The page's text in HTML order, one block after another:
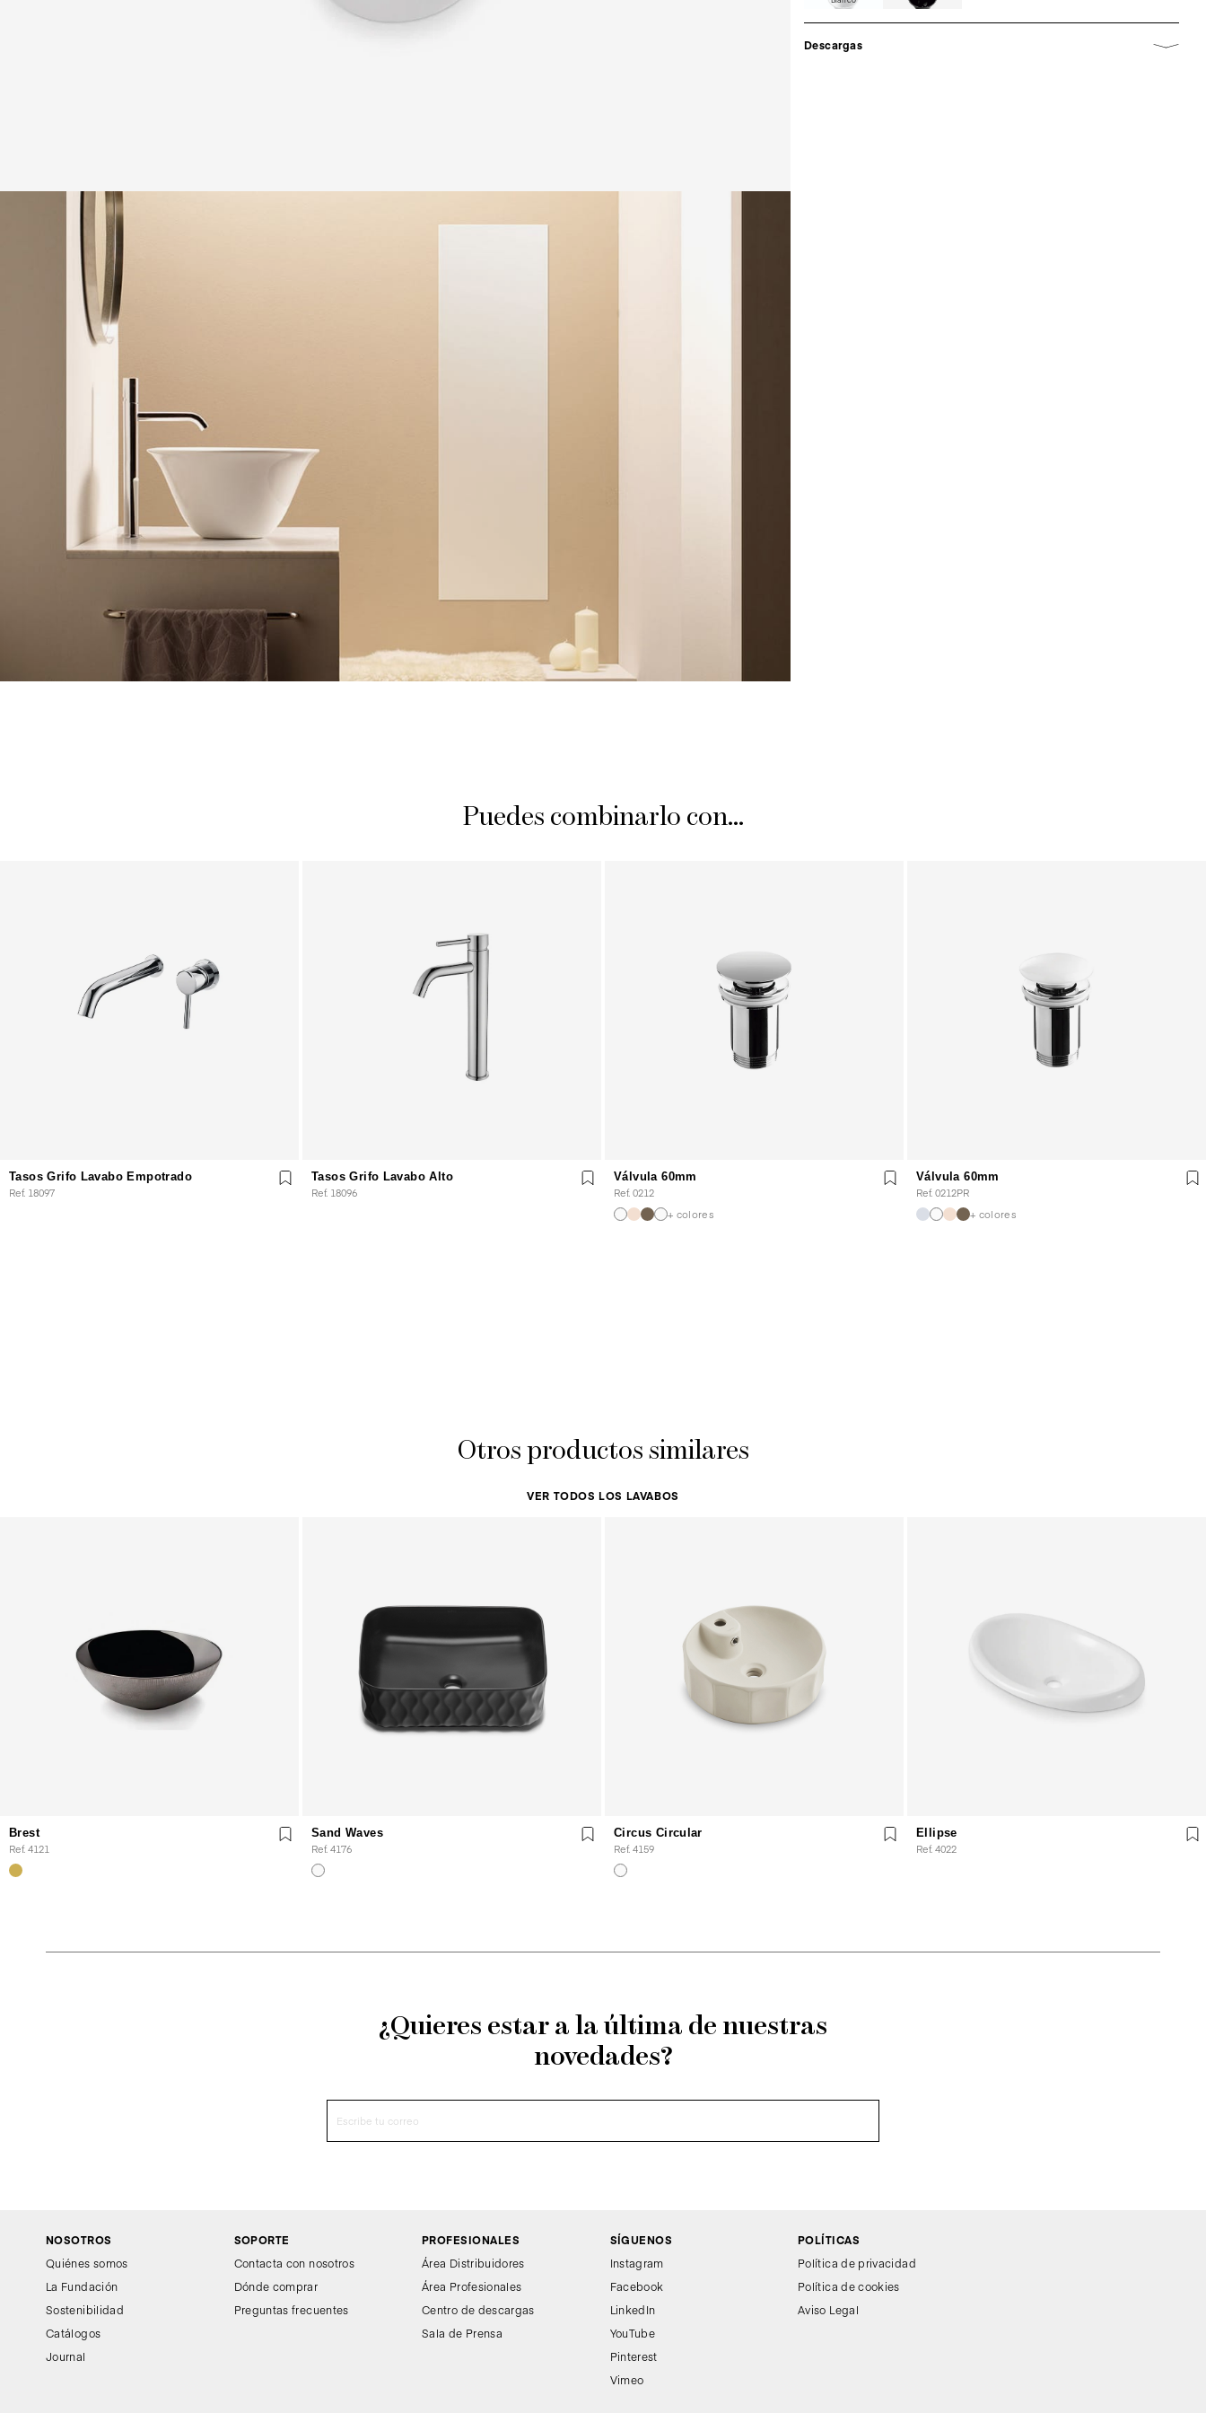
Descargas
Puedes combinarlo con...
Tasos Grifo Lavabo Empotrado
Ref. 18097
Tasos Grifo Lavabo Alto
Ref. 18096
Válvula 60mm
Ref. 0212
+ colores
Válvula 60mm
Ref. 0212PR
+ colores
Otros productos similares
VER TODOS LOS LAVABOS
Brest
Ref. 4121
Sand Waves
Ref. 4176
Circus Circular
Ref. 4159
Ellipse
Ref. 4022
¿Quieres estar a la última de nuestras
novedades?
NOSOTROS
Quiénes somos
La Fundación
Sostenibilidad
Catálogos
Journal
SOPORTE
Contacta con nosotros
Dónde comprar
Preguntas frecuentes
PROFESIONALES
Área Distribuidores
Área Profesionales
Centro de descargas
Sala de Prensa
SÍGUENOS
Instagram
Facebook
LinkedIn
YouTube
Pinterest
Vimeo
POLÍTICAS
Política de privacidad
Política de cookies
Aviso Legal